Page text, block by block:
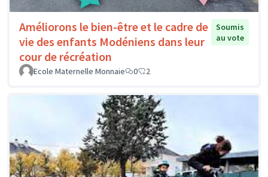
Améliorons le bien-être et le cadre de
vie des enfants Modéniens dans leur
cour de récréation
Soumis
au vote
Ecole Maternelle Monnaie 0 2